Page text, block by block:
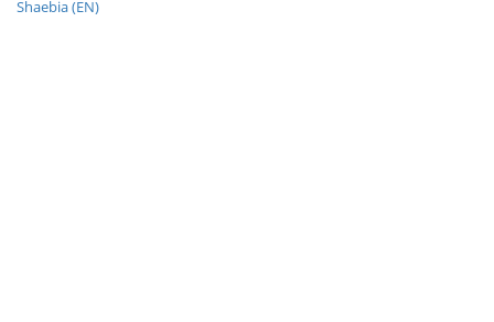
Shaebia (EN)